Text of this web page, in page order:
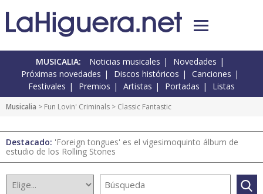
MUSICALIA: Noticias musicales
Novedades
Próximas novedades
Discos históricos
Canciones
Festivales
Premios Artistas Portadas Listas
Musicalia > Fun Lovin' Criminals > Classic Fantastic
Destacado: 'Foreign tongues' es el vigesimoquinto álbum de
estudio de los Rolling Stones